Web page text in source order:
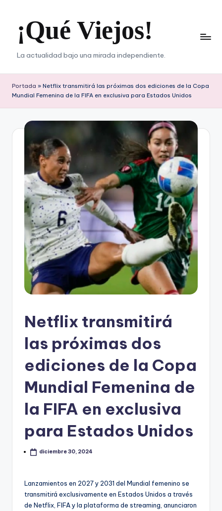
contenido¡Qué Viejos!
La actualidad bajo una mirada independiente.
Portada » Netflix transmitirá las próximas dos ediciones de la Copa
Mundial Femenina de la FIFA en exclusiva para Estados Unidos
Netflix transmitirá
las próximas dos
ediciones de la Copa
Mundial Femenina de
la FIFA en exclusiva
para Estados Unidos
diciembre 30, 2024
Lanzamientos en 2027 y 2031 del Mundial femenino se
transmitirá exclusivamente en Estados Unidos a través
de Netflix, FIFA y la plataforma de streaming, anunciaron